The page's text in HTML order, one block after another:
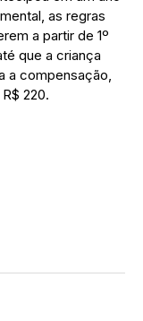
as regras
a partir de 1º
que a criança
a compensação,
220.